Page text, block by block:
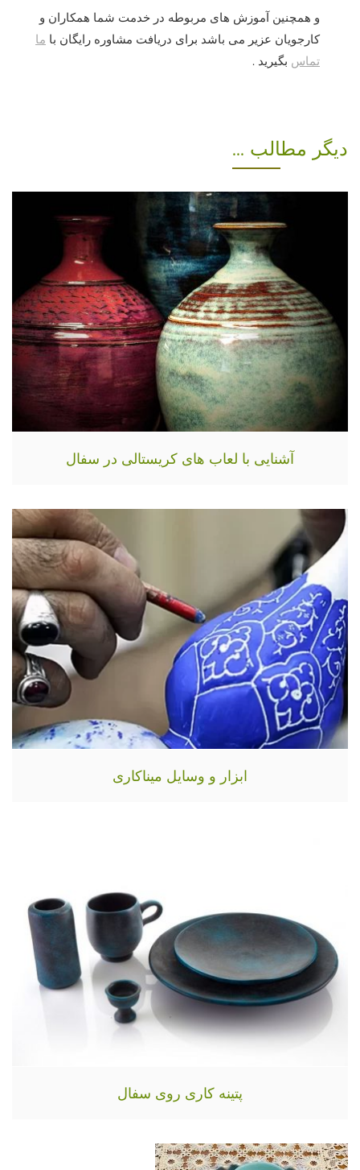
و همچنین آموزش های مربوطه در خدمت شما همکاران و
کارجویان عزیر می باشد برای دریافت مشاوره رایگان با ما
تماس بگیرید .
دیگر مطالب ...
آشنایی با لعاب های کریستالی در سفال
ابزار و وسایل میناکاری
پتینه کاری روی سفال